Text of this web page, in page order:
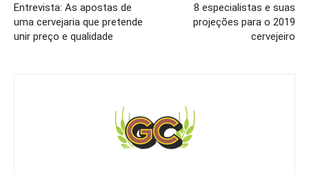
Entrevista: As apostas de
uma cervejaria que pretende
unir preço e qualidade
8 especialistas e suas
projeções para o 2019
cervejeiro